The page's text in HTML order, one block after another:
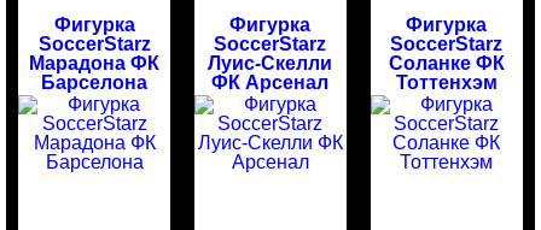
Фигурка
SoccerStarz
Марадона ФК
Барселона
Фигурка
SoccerStarz
Луис-Скелли
ФК Арсенал
Фигурка
SoccerStarz
Соланке ФК
Тоттенхэм